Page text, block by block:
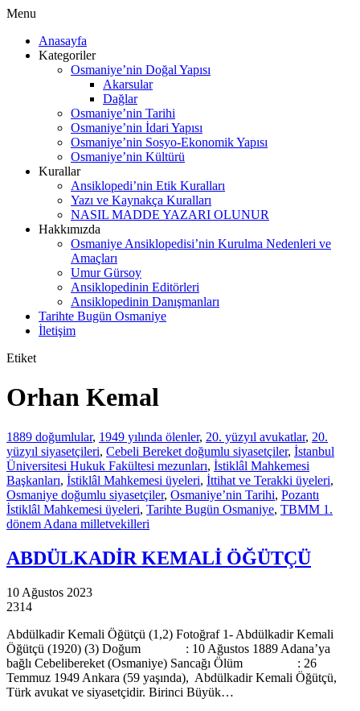
Menu
Anasayfa
Kategoriler
Osmaniye’nin Doğal Yapısı
Akarsular
Dağlar
Osmaniye’nin Tarihi
Osmaniye’nin İdari Yapısı
Osmaniye’nin Sosyo-Ekonomik Yapısı
Osmaniye’nin Kültürü
Kurallar
Ansiklopedi’nin Etik Kuralları
Yazı ve Kaynakça Kuralları
NASIL MADDE YAZARI OLUNUR
Hakkımızda
Osmaniye Ansiklopedisi’nin Kurulma Nedenleri ve
Amaçları
Umur Gürsoy
Ansiklopedinin Editörleri
Ansiklopedinin Danışmanları
Tarihte Bugün Osmaniye
İletişim
Etiket
Orhan Kemal
1889 doğumlular, 1949 yılında ölenler, 20. yüzyıl avukatlar, 20.
yüzyıl siyasetçileri, Cebeli Bereket doğumlu siyasetçiler, İstanbul
Üniversitesi Hukuk Fakültesi mezunları, İstiklâl Mahkemesi
Başkanları, İstiklâl Mahkemesi üyeleri, İttihat ve Terakki üyeleri,
Osmaniye doğumlu siyasetçiler, Osmaniye’nin Tarihi, Pozantı
İstiklâl Mahkemesi üyeleri, Tarihte Bugün Osmaniye, TBMM 1.
dönem Adana milletvekilleri
ABDÜLKADİR KEMALİ ÖĞÜTÇÜ
10 Ağustos 2023
2314
Abdülkadir Kemali Öğütçü (1,2) Fotoğraf 1- Abdülkadir Kemali
Öğütçü (1920) (3) Doğum : 10 Ağustos 1889 Adana’ya
bağlı Cebelibereket (Osmaniye) Sancağı Ölüm : 26
Temmuz 1949 Ankara (59 yaşında), Abdülkadir Kemali Öğütçü,
Türk avukat ve siyasetçidir. Birinci Büyük…